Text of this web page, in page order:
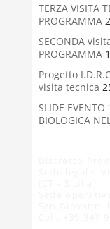
TERZA VISITA
PROGRAMMA
SECONDA
PROGRAMMA
Progetto
visita tecnica
SLIDE EVENTO
BIOLOGICA